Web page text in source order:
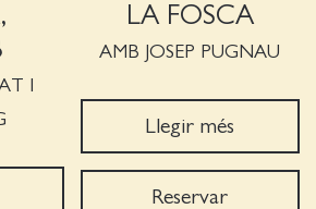
I
LA FOSCA
AMB JOSEP PUGNAU
Llegir més
Reservar